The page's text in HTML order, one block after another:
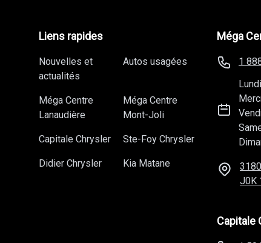
Liens rapides
Nouvelles et
actualités
Autos usagées
Méga Centre
Lanaudière
Méga Centre
Mont-Joli
Capitale Chrysler Ste-Foy Chrysler
Didier Chrysler Kia Matane
Méga
1
Lundi
J0K
Capitale